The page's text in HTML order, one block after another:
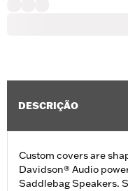
DESCRIÇÃO
Custom covers are
Davidson® Audio
Saddlebag Speakers.